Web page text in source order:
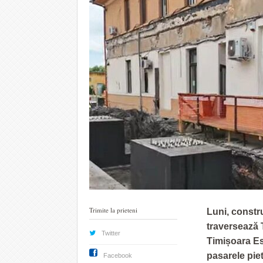
Luni,
traversează
Timișoara
pasarele
Trimite la prieteni
Twitter
Facebook